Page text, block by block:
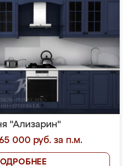
"Ализарин"
000 руб. за п.м.